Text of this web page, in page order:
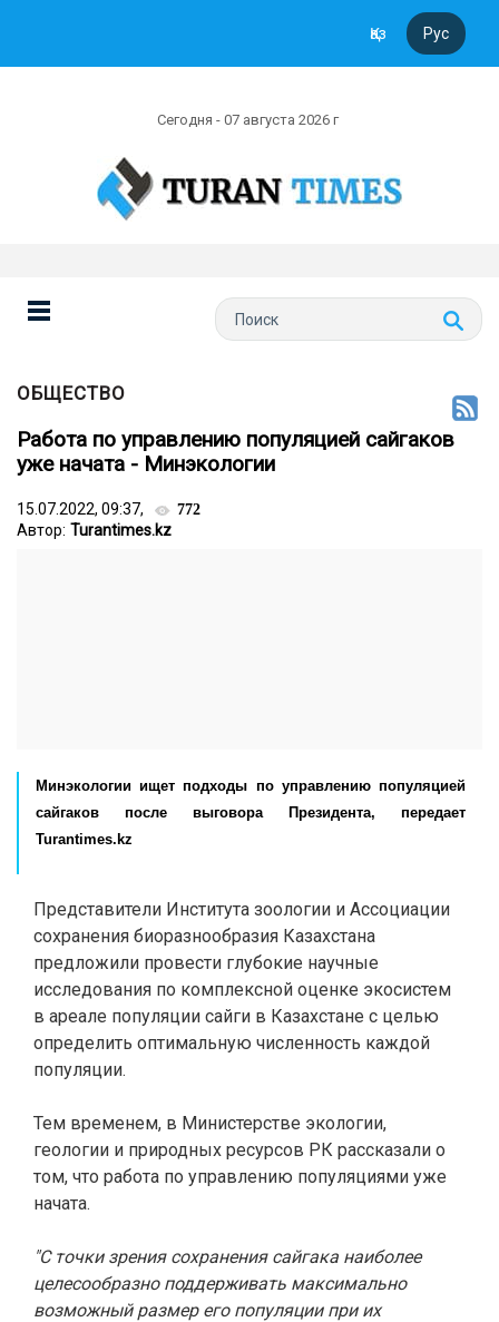
Қаз Рус
Сегодня - 07 августа 2026 г
ОБЩЕСТВО
Работа по управлению популяцией сайгаков
уже начата - Минэкологии
15.07.2022, 09:37, 772
Автор: Turantimes.kz
Минэкологии ищет подходы по управлению популяцией
сайгаков после выговора Президента, передает
Turantimes.kz
Представители Института зоологии и Ассоциации
сохранения биоразнообразия Казахстана
предложили провести глубокие научные
исследования по комплексной оценке экосистем
в ареале популяции сайги в Казахстане с целью
определить оптимальную численность каждой
популяции.
Тем временем, в Министерстве экологии,
геологии и природных ресурсов РК рассказали о
том, что работа по управлению популяциями уже
начата.
"С точки зрения сохранения сайгака наиболее
целесообразно поддерживать максимально
возможный размер его популяции при их